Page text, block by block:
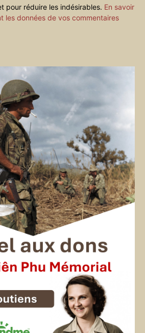
pour réduire les indésirables. En savoir
les données de vos commentaires